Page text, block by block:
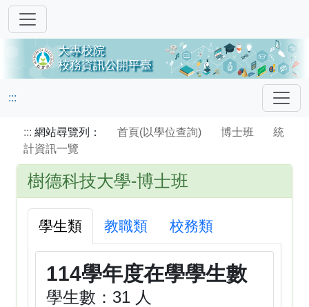
:::
::: 網站尋覽列： 首頁(以學位查詢) 博士班
統
計資訊一覽
樹德科技大學-博士班
學生類 教職類 校務類
114學年度在學學生數
學生數：31 人